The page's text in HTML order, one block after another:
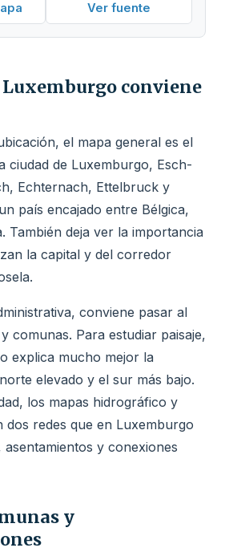
Ver fuente
Luxemburgo conviene
el mapa general es el
ciudad de Luxemburgo, Esch-
Echternach, Ettelbruck y
país encajado entre Bélgica,
También deja ver la importancia
la capital y del corredor
conviene pasar al
comunas. Para estudiar paisaje,
explica mucho mejor la
elevado y el sur más bajo.
los mapas hidrográfico y
redes que en Luxemburgo
y conexiones
y